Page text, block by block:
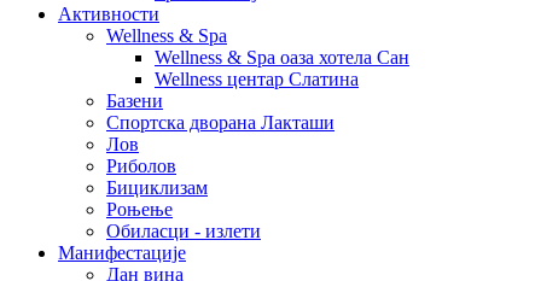
Активности
Wellness & Spa
Wellness & Spa оаза хотела Сан
Wellness центар Слатина
Базени
Спортска дворана Лакташи
Лов
Риболов
Бициклизам
Роњење
Обиласци - излети
Манифестације
Дан вина